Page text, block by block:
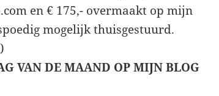
en € 175,- overmaakt op mijn
mogelijk thuisgestuurd.
VAN DE MAAND OP MIJN BLOG